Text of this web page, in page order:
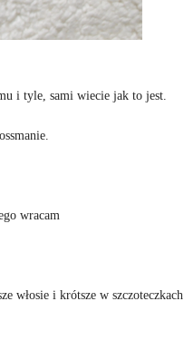
i tyle, sami wiecie jak to jest.
wracam
włosie i krótsze w szczoteczkach